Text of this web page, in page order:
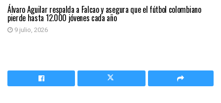
Álvaro Aguilar respalda a Falcao y asegura que el fútbol colombiano
pierde hasta 12.000 jóvenes cada año
9 julio, 2026